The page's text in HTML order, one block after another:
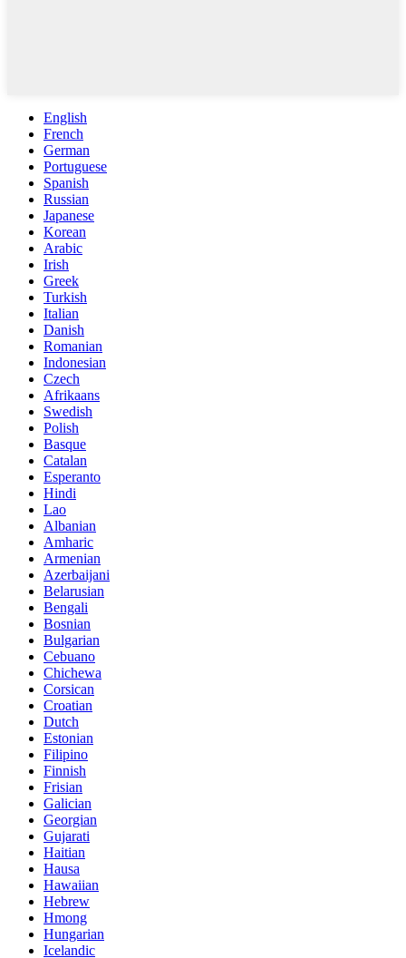
English
French
German
Portuguese
Spanish
Russian
Japanese
Korean
Arabic
Irish
Greek
Turkish
Italian
Danish
Romanian
Indonesian
Czech
Afrikaans
Swedish
Polish
Basque
Catalan
Esperanto
Hindi
Lao
Albanian
Amharic
Armenian
Azerbaijani
Belarusian
Bengali
Bosnian
Bulgarian
Cebuano
Chichewa
Corsican
Croatian
Dutch
Estonian
Filipino
Finnish
Frisian
Galician
Georgian
Gujarati
Haitian
Hausa
Hawaiian
Hebrew
Hmong
Hungarian
Icelandic